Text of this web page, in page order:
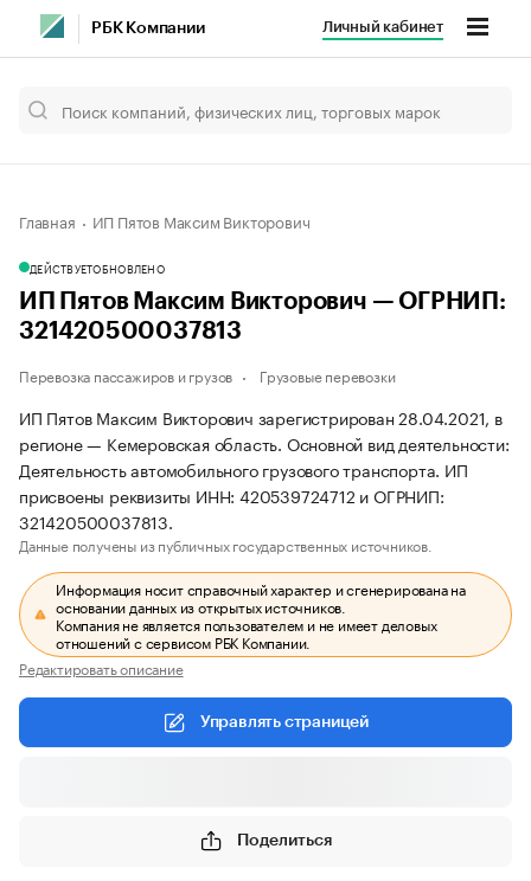
РБК Компании Личный кабинет
Главная ИП Пятов Максим Викторович
ДЕЙСТВУЕТОБНОВЛЕНО
ИП Пятов Максим Викторович — ОГРНИП:
321420500037813
Перевозка пассажиров и грузов Грузовые перевозки
ИП Пятов Максим Викторович зарегистрирован 28.04.2021, в
регионе — Кемеровская область. Основной вид деятельности:
Деятельность автомобильного грузового транспорта. ИП
присвоены реквизиты ИНН: 420539724712 и ОГРНИП:
321420500037813.
Данные получены из публичных государственных источников.
Информация носит справочный характер и сгенерирована на
основании данных из открытых источников.
Компания не является пользователем и не имеет деловых
отношений с сервисом РБК Компании.
Редактировать описание
Управлять страницей
Поделиться